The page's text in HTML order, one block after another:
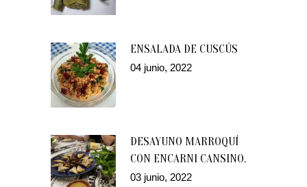
ENSALADA DE CUSCÚS
04 junio, 2022
DESAYUNO MARROQUÍ
CON ENCARNI CANSINO.
03 junio, 2022